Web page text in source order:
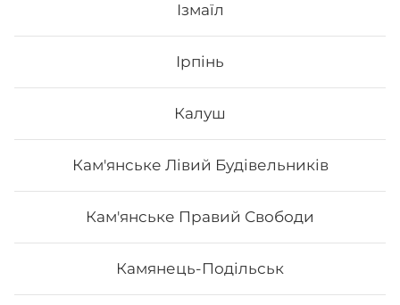
Ізмаїл
Ірпінь
Калуш
Кам'янське Лівий Будівельників
Кам'янське Правий Свободи
Камянець-Подільськ